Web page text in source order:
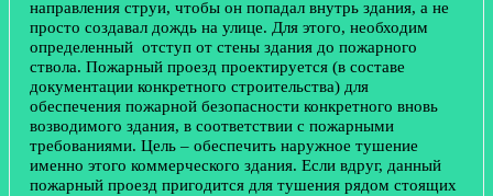
направления струи, чтобы он попадал внутрь здания, а не
просто создавал дождь на улице. Для этого, необходим
определенный отступ от стены здания до пожарного
ствола. Пожарный проезд проектируется (в составе
документации конкретного строительства) для
обеспечения пожарной безопасности конкретного вновь
возводимого здания, в соответствии с пожарными
требованиями. Цель – обеспечить наружное тушение
именно этого коммерческого здания. Если вдруг, данный
пожарный проезд пригодится для тушения рядом стоящих